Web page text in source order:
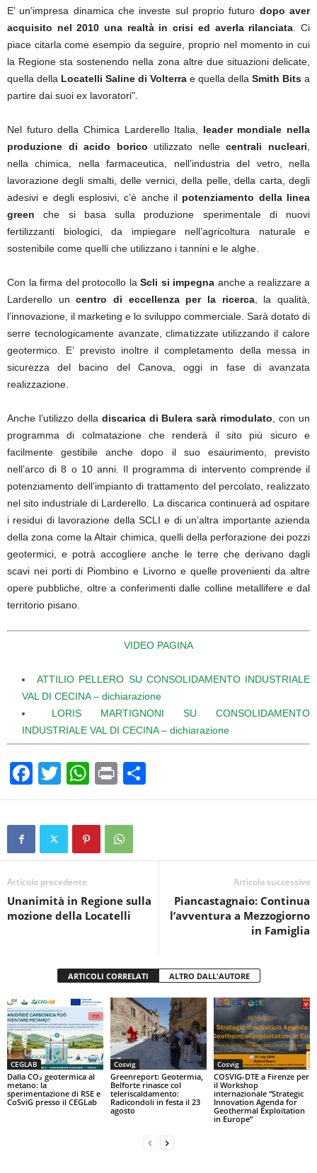
E’ un’impresa dinamica che investe sul proprio futuro dopo aver
acquisito nel 2010 una realtà in crisi ed averla rilanciata . Ci
piace citarla come esempio da seguire, proprio nel momento in cui
la Regione sta sostenendo nella zona altre due situazioni delicate,
quella della Locatelli Saline di Volterra e quella della Smith Bits a
partire dai suoi ex lavoratori".
Nel futuro della Chimica Larderello Italia, leader mondiale nella
produzione di acido borico utilizzato nellecentrali nucleari
nella chimica, nella farmaceutica, nell’industria del vetro, nella
lavorazione degli smalti, delle vernici, della pelle, della carta, degli
adesivi e degli esplosivi, c’è anche il potenziamento della linea
green che si basa sulla produzione sperimentale di nuovi
fertilizzanti biologici, da impiegare nell’agricoltura naturale e
sostenibile come quelli che utilizzano i tannini e le alghe.
Con la firma del protocollo la Scli si impegna anche a realizzare a
Larderello uncentro di eccellenza per la ricerca, la qualità,
l’innovazione, il marketing e lo sviluppo commerciale. Sarà dotato di
serre tecnologicamente avanzate, climatizzate utilizzando il calore
geotermico. E’ previsto inoltre il completamento della messa in
sicurezza del bacino del Canova, oggi in fase di avanzata
realizzazione.
Anche l’utilizzo della discarica di Bulera sarà rimodulato , con un
programma di colmatazione che renderà il sito più sicuro e
facilmente gestibile anche dopo il suo esaurimento, previsto
nell’arco di 8 o 10 anni. Il programma di intervento comprende il
potenziamento dell’impianto di trattamento del percolato, realizzato
nel sito industriale di Larderello. La discarica continuerà ad ospitare
i residui di lavorazione della SCLI e di un’altra importante azienda
della zona come la Altair chimica, quelli della perforazione dei pozzi
geotermici, e potrà accogliere anche le terre che derivano dagli
scavi nei porti di Piombino e Livorno e quelle provenienti da altre
opere pubbliche, oltre a conferimenti dalle colline metallifere e dal
territorio pisano.
VIDEO PAGINA
ATTILIO PELLERO SU CONSOLIDAMENTO INDUSTRIALE
VAL DI CECINA – dichiarazione
LORIS MARTIGNONI SU CONSOLIDAMENTO
INDUSTRIALE VAL DI CECINA – dichiarazione
F
a
c
b
o
o
T
wi
tt
W
h
at
s
A
p
Pr
in
t
o
vi
Articolo precedente
Unanimità in Regione sulla
mozione della Locatelli
Articolo successivo
Piancastagnaio: Continua
l’avventura a Mezzogiorno
in Famiglia
ARTICOLI CORRELATI ALTRO DALL'AUTORE
CEGLAB
Dalla CO₂ geotermica al
metano: la
sperimentazione di RSE e
CoSviG presso il CEGLab
Cosvig
Greenreport: Geotermia,
Belforte rinasce col
teleriscaldamento:
Radicondoli in festa il 23
agosto
Cosvig
COSVIG-DTE a Firenze per
il Workshop
internazionale “Strategic
Innovation Agenda for
Geothermal Exploitation
in Europe”